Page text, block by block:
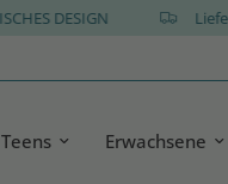
DÄNISCHES DESIGN
Teens Erwachsene